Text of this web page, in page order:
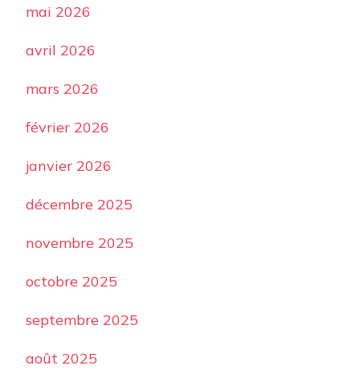
mai 2026
avril 2026
mars 2026
février 2026
janvier 2026
décembre 2025
novembre 2025
octobre 2025
septembre 2025
août 2025